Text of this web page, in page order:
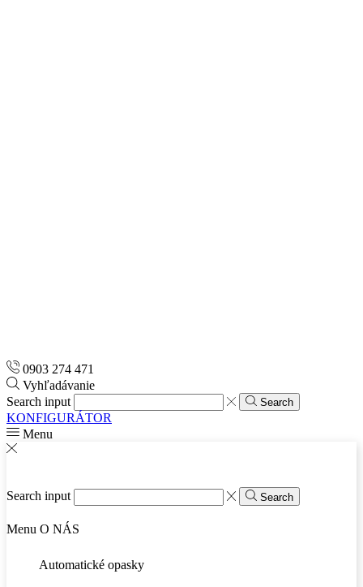
0903 274 471
Vyhľadávanie
Search input
Search
KONFIGURÁTOR
Menu
Search input Search
Menu O NÁS
Automatické opasky